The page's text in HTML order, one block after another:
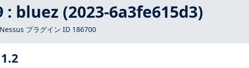
: bluez (2023-6a3fe615d3)
Nessus プラグイン ID 186700